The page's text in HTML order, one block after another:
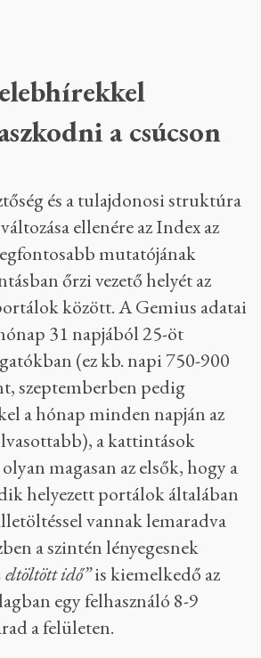
a csúcson
és a tulajdonosi struktúra
ellenére az Index az
mutatójának
őrzi vezető helyét az
között. A Gemius adatai
31 napjából 25-öt
(ez kb. napi 750-900
szeptemberben pedig
a hónap minden napján az
a kattintások
magasan az elsők, hogy a
helyezett portálok általában
vannak lemaradva
a szintén lényegesnek
idő”is kiemelkedő az
egy felhasználó 8-9
a felületen.